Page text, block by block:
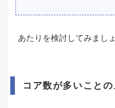
あたりを検討してみましょ
コア数が多いことの